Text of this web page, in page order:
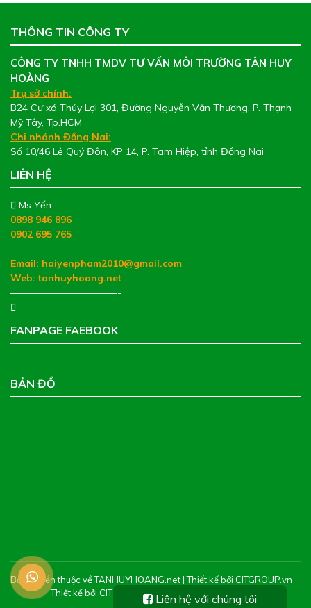
THÔNG TIN CÔNG TY
CÔNG TY TNHH TMDV TƯ VẤN MÔI TRƯỜNG TÂN HUY
HOÀNG
Trụ sở chính:
B24 Cư xá Thủy Lợi 301, Đường Nguyễn Văn Thương, P. Thạnh
Mỹ Tây, Tp.HCM
Chi nhánh Đồng Nai:
Số 10/46 Lê Quý Đôn, KP 14, P. Tam Hiệp, tỉnh Đồng Nai
LIÊN HỆ
Ms Yến:
0898 946 896
0902 695 765
Email: haiyenpham2010@gmail.com
Web:tanhuyhoang.net
———————————-
FANPAGE FAEBOOK
BẢN ĐỒ
Bản quyền thuộc về TANHUYHOANG.net | Thiết kế bởi CITGROUP.vn
Thiết kế bởi CIT Web - Thiết kế web chuyên nghiệp
Liên hệ với chúng tôi